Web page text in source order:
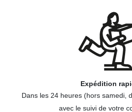
Expédition
Dans les 24 heures (hors samedi,
avec le suivi de votre